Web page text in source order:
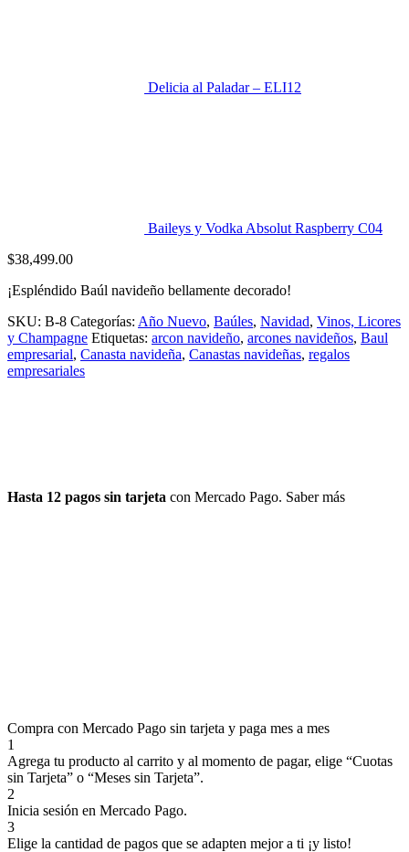
Delicia al Paladar – ELI12
Baileys y Vodka Absolut Raspberry C04
$38,499.00
¡Espléndido Baúl navideño bellamente decorado!
SKU: B-8 Categorías: Año Nuevo, Baúles, Navidad, Vinos, Licores
y Champagne Etiquetas: arcon navideño, arcones navideños, Baul
empresarial, Canasta navideña, Canastas navideñas, regalos
empresariales
Hasta 12 pagos sin tarjeta con Mercado Pago. Saber más
Compra con Mercado Pago sin tarjeta y paga mes a mes
1
Agrega tu producto al carrito y al momento de pagar, elige “Cuotas
sin Tarjeta” o “Meses sin Tarjeta”.
2
Inicia sesión en Mercado Pago.
3
Elige la cantidad de pagos que se adapten mejor a ti ¡y listo!